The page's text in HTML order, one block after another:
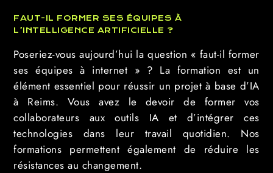
FAUT-IL FORMER SES ÉQUIPES À
L’INTELLIGENCE ARTIFICIELLE ?
Poseriez-vous aujourd’hui la question « faut-il former
ses équipes à internet » ? La formation est un
élément essentiel pour réussir un projet à base d’IA
à Reims. Vous avez le devoir de former vos
collaborateurs aux outils IA et d’intégrer ces
technologies dans leur travail quotidien. Nos
formations permettent également de réduire les
résistances au changement.